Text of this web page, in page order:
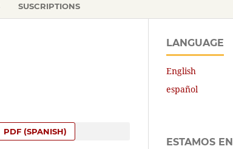
SUSCRIPTIONS
PDF (SPANISH)
LANGUAGE
English
español
ESTAMOS EN